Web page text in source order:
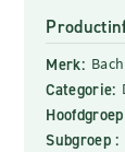
Merk: Bach
Categorie:
Subgroep :